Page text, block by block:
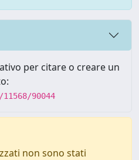
per citare o creare un
90044
non sono stati